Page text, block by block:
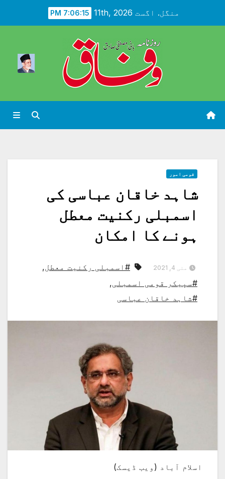
منگل. اگست 11th, 2026 7:06:17 PM
قومی امور
شاہد خاقان عباسی کی
اسمبلی رکنیت معطل
ہونے کا امکان
مئی 4, 2021 #اسمبلی رکنیت معطل,
#سپیکر قومی اسمبلی,
#شاہد خاقان عباسی
اسلام آباد (ویب ڈیسک)